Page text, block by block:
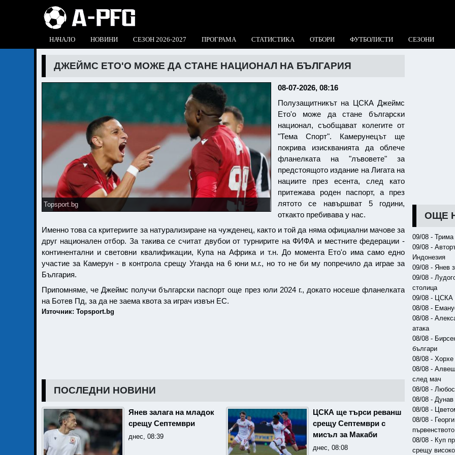
НАЧАЛО НОВИНИ СЕЗОН 2026-2027 ПРОГРАМА СТАТИСТИКА ОТБОРИ ФУТБОЛИСТИ СЕЗОНИ
ОЩЕ
09/08 - Трима
09/08 -
Индонезия
09/08 - Янев
09/08 -
столица
09/08 - ЦСКА
08/08 -
08/08 -
атака
08/08 -
българи
08/08 -
08/08 -
след мач
08/08 -
08/08 -
08/08 -
08/08 -
първенството
08/08 - Куп
срещу
ДЖЕЙМС ЕТО'О МОЖЕ ДА СТАНЕ НАЦИОНАЛ НА БЪЛГАРИЯ
Topsport.bg
08-07-2026, 08:16
Полузащитникът на ЦСКА Джеймс
Ето'о може да стане български
национал, съобщават колегите от
"Тема Спорт". Камерунецът ще
покрива изискванията да облече
фланелката на "лъвовете" за
предстоящото издание на Лигата на
нациите през есента, след като
притежава роден паспорт, а през
лятото се навършват 5 години,
откакто пребивава у нас.
Именно това са критериите за натурализиране на чужденец, както и той да няма официални мачове за
друг национален отбор. За такива се считат двубои от турнирите на ФИФА и местните федерации -
континентални и световни квалификации, Купа на Африка и т.н. До момента Ето'о има само едно
участие за Камерун - в контрола срещу Уганда на 6 юни м.г., но то не би му попречило да играе за
България.
Припомняме, че Джеймс получи български паспорт още през юли 2024 г., докато носеше фланелката
на Ботев Пд, за да не заема квота за играч извън ЕС.
Източник: Topsport.bg
ПОСЛЕДНИ НОВИНИ
Янев залага на младок
срещу Септември
днес, 08:39
ЦСКА ще търси реванш
срещу Септември с
мисъл за Макаби
днес, 08:08